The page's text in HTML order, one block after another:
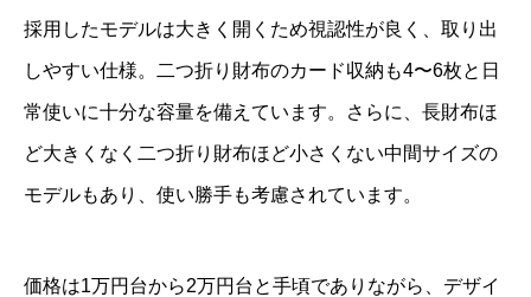
採用したモデルは大きく開くため視認性が良く、取り出
しやすい仕様。二つ折り財布のカード収納も4〜6枚と日
常使いに十分な容量を備えています。さらに、長財布ほ
ど大きくなく二つ折り財布ほど小さくない中間サイズの
モデルもあり、使い勝手も考慮されています。
価格は1万円台から2万円台と手頃でありながら、デザイ